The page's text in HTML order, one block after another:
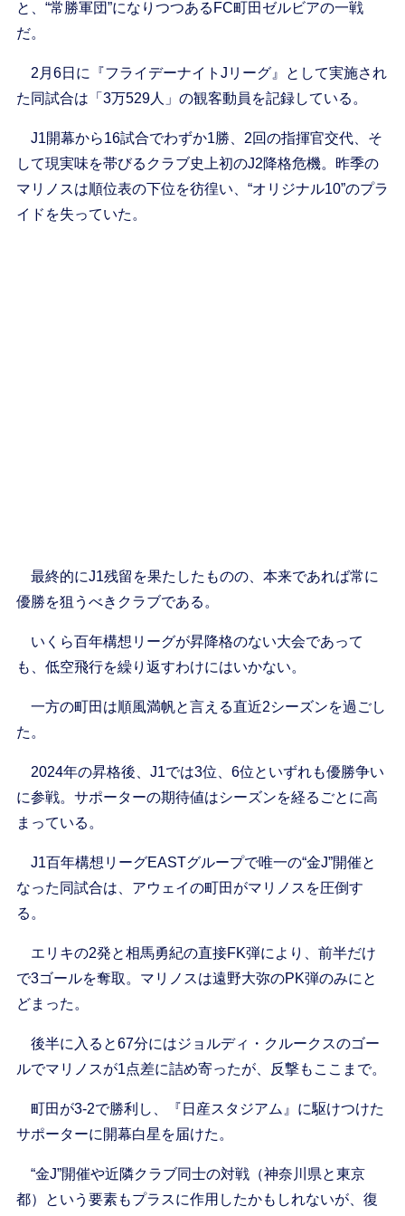
と、“常勝軍団”になりつつあるFC町田ゼルビアの一戦
だ。
2月6日に『フライデーナイトJリーグ』として実施され
た同試合は「3万529人」の観客動員を記録している。
J1開幕から16試合でわずか1勝、2回の指揮官交代、そ
して現実味を帯びるクラブ史上初のJ2降格危機。昨季の
マリノスは順位表の下位を彷徨い、“オリジナル10”のプラ
イドを失っていた。
最終的にJ1残留を果たしたものの、本来であれば常に
優勝を狙うべきクラブである。
いくら百年構想リーグが昇降格のない大会であって
も、低空飛行を繰り返すわけにはいかない。
一方の町田は順風満帆と言える直近2シーズンを過ごし
た。
2024年の昇格後、J1では3位、6位といずれも優勝争い
に参戦。サポーターの期待値はシーズンを経るごとに高
まっている。
J1百年構想リーグEASTグループで唯一の“金J”開催と
なった同試合は、アウェイの町田がマリノスを圧倒す
る。
エリキの2発と相馬勇紀の直接FK弾により、前半だけ
で3ゴールを奪取。マリノスは遠野大弥のPK弾のみにと
どまった。
後半に入ると67分にはジョルディ・クルークスのゴー
ルでマリノスが1点差に詰め寄ったが、反撃もここまで。
町田が3-2で勝利し、『日産スタジアム』に駆けつけた
サポーターに開幕白星を届けた。
“金J”開催や近隣クラブ同士の対戦（神奈川県と東京
都）という要素もプラスに作用したかもしれないが、復